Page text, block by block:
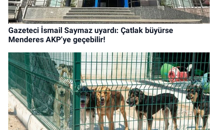
Gazeteci İsmail Saymaz uyardı: Çatlak büyürse
Menderes AKP’ye geçebilir!